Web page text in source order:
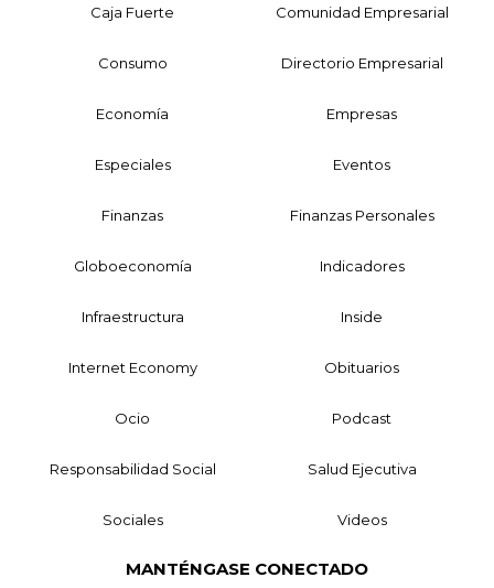
Caja Fuerte Comunidad Empresarial
Consumo Directorio Empresarial
Economía Empresas
Especiales Eventos
Finanzas Finanzas Personales
Globoeconomía Indicadores
Infraestructura Inside
Internet Economy Obituarios
Ocio Podcast
Responsabilidad Social Salud Ejecutiva
Sociales Videos
MANTÉNGASE CONECTADO